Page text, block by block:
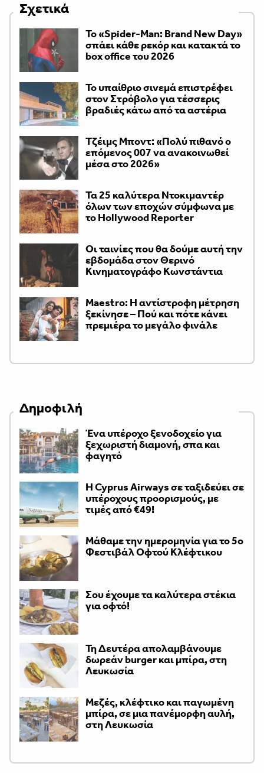
Σχετικά
Το «Spider-Man: Brand New Day»
σπάει κάθε ρεκόρ και κατακτά το
box office του 2026
Το υπαίθριο σινεμά επιστρέφει
στον Στρόβολο για τέσσερις
βραδιές κάτω από τα αστέρια
Τζέιμς Μποντ: «Πολύ πιθανό ο
επόμενος 007 να ανακοινωθεί
μέσα στο 2026»
Τα 25 καλύτερα Ντοκιμαντέρ
όλων των εποχών σύμφωνα με
το Hollywood Reporter
Οι ταινίες που θα δούμε αυτή την
εβδομάδα στον Θερινό
Κινηματογράφο Κωνστάντια
Maestro: Η αντίστροφη μέτρηση
ξεκίνησε – Πού και πότε κάνει
πρεμιέρα το μεγάλο φινάλε
Δημοφιλή
Ένα υπέροχο ξενοδοχείο για
ξεχωριστή διαμονή, σπα και
φαγητό
H Cyprus Airways σε ταξιδεύει σε
υπέροχους προορισμούς, με
τιμές από €49!
Μάθαμε την ημερομηνία για το 5ο
Φεστιβάλ Οφτού Κλέφτικου
Σου έχουμε τα καλύτερα στέκια
για οφτό!
Τη Δευτέρα απολαμβάνουμε
δωρεάν burger και μπίρα, στη
Λευκωσία
Μεζές, κλέφτικο και παγωμένη
μπίρα, σε μια πανέμορφη αυλή,
στη Λευκωσία